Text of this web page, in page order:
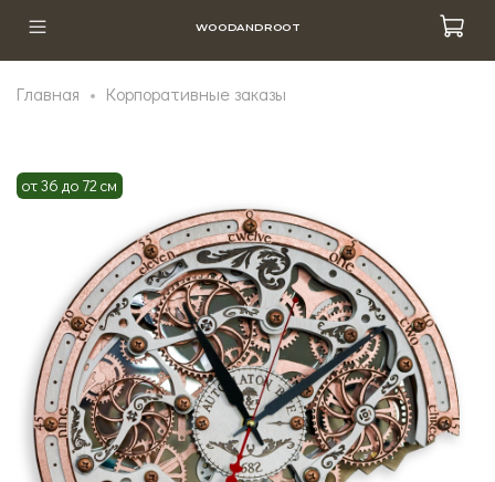
WOODANDROOT
Главная Корпоративные заказы
от 36 до 72 см